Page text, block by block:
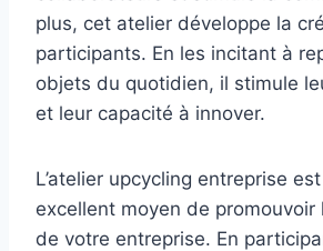
plus, cet atelier développe la
participants. En les incitant à
objets du quotidien, il stimule
et leur capacité à innover.
L’atelier upcycling entreprise
excellent moyen de promouvoir
de votre entreprise. En